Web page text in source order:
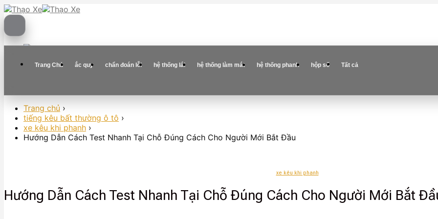
Skip
to
Trang Chủ ắc quy chẩn đoán lỗi hệ thống lái hệ thống làm mát hệ thống phanh hộp số Tất cả
Trang chủ ›
tiếng kêu bất thường ô tô ›
xe kêu khi phanh ›
Hướng Dẫn Cách Test Nhanh Tại Chỗ Đúng Cách Cho Người Mới Bắt Đầu
xe kêu khi phanh
Hướng Dẫn Cách Test Nhanh Tại Chỗ Đúng Cách Cho Người Mới Bắt